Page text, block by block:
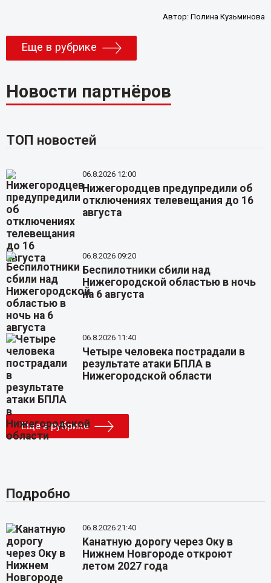
Автор:Полина Кузьминова
Еще в рубрике
Новости партнёров
ТОП новостей
06.8.2026 12:00
Нижегородцев предупредили об
отключениях телевещания до 16
августа
06.8.2026 09:20
Беспилотники сбили над
Нижегородской областью в ночь
на 6 августа
06.8.2026 11:40
Четыре человека пострадали в
результате атаки БПЛА в
Нижегородской области
Еще в рубрике
Подробно
06.8.2026 21:40
Канатную дорогу через Оку в
Нижнем Новгороде откроют
летом 2027 года